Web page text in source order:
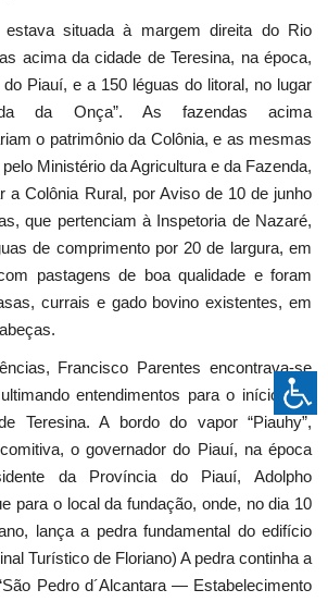
situada à margem direita do Rio
acima da cidade de Teresina, na época,
Piauí, e a 150 léguas do litoral, no lugar
da Onça”. As fazendas acima
o patrimônio da Colônia, e as mesmas
Ministério da Agricultura e da Fazenda,
a Colônia Rural, por Aviso de 10 de junho
que pertenciam à Inspetoria de Nazaré,
de comprimento por 20 de largura, em
pastagens de boa qualidade e foram
currais e gado bovino existentes, em
Francisco Parentes encontrava-se
entendimentos para o início dos
Teresina. A bordo do vapor “Piauhy”,
o governador do Piauí, na época
da Província do Piauí, Adolpho
para o local da fundação, onde, no dia 10
lança a pedra fundamental do edifício
Turístico de Floriano) A pedra continha a
Pedro d´Alcantara — Estabelecimento